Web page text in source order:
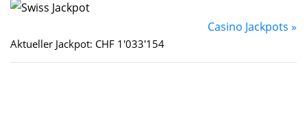
Casino Jackpots »
Aktueller Jackpot: CHF 1'033'154